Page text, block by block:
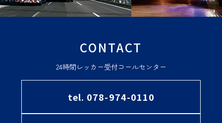
CONTACT
24時間レッカー受付コールセンター
tel. 078-974-0110